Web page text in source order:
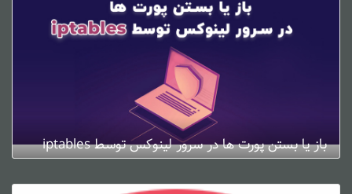
باز یا بستن پورت ها در سرور لینوکس توسط iptables